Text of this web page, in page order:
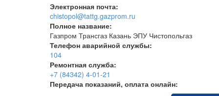
Электронная почта:
chistopol@tattg.gazprom.ru
Полное название:
Газпром Трансгаз Казань ЭПУ Чистопольгаз
Телефон аварийной службы:
104
Ремонтная служба:
+7 (84342) 4-01-21
Передача показаний, оплата онлайн: